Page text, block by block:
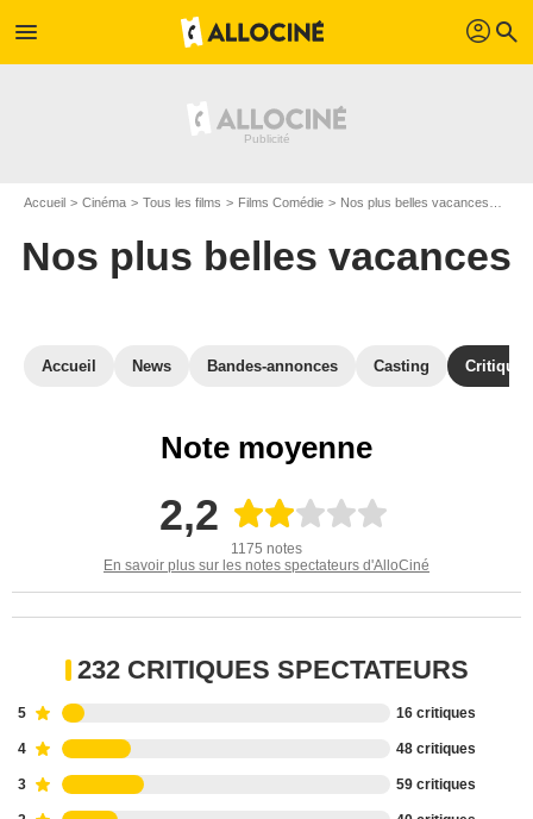
menu profil search
Accueil Cinéma Tous les films Films Comédie Nos plus belles vacances
Nos plus belles vacances
Accueil News Bandes-annonces Casting
Note moyenne
2,2
1175 notes
En savoir plus sur les notes spectateurs d'AlloCiné
232 CRITIQUES SPECTATEURS
5 16 critiques
4 48 critiques
3 59 critiques